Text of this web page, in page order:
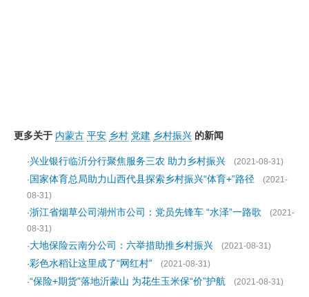
更多关于 内蒙古 平安 乡村 党建 乡村振兴 的新闻
·兴业银行临沂分行聚焦服务三农 助力乡村振兴
(2021-08-31)
·国家体育总局助力山西代县探索乡村振兴“体育+”路径
(2021-
08-31)
·浙江省烟草公司湖州市公司：党员先锋车 “水泽”一路歌
(2021-
08-31)
·大地保险云南分公司：六举措助推乡村振兴
(2021-08-31)
·彩色水稻让这里成了“网红村”
(2021-08-31)
·“保险+期货”落地沂蒙山 为花生玉米保“价”护航 (2021-08-31)